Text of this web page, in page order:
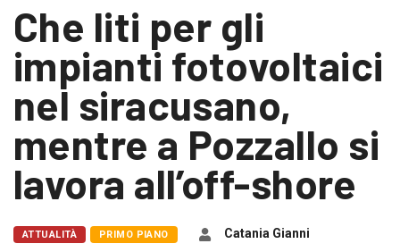
Che liti per gli
impianti fotovoltaici
nel siracusano,
mentre a Pozzallo si
lavora all’off-shore
ATTUALITÀ PRIMO PIANO
Catania Gianni